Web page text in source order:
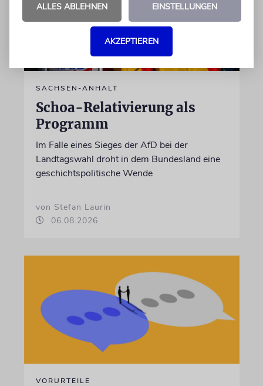
SACHSEN-ANHALT
Schoa-Relativierung als
Programm
Im Falle eines Sieges der AfD bei der
Landtagswahl droht in dem Bundesland eine
geschichtspolitische Wende
von Stefan Laurin
06.08.2026
VORURTEILE
ALLES ABLEHNEN EINSTELLUNGEN
AKZEPTIEREN